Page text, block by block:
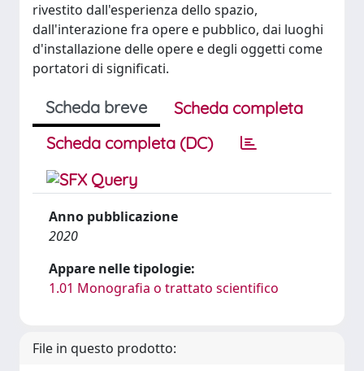
rivestito dall'esperienza dello spazio,
dall'interazione fra opere e pubblico, dai luoghi
d'installazione delle opere e degli oggetti come
portatori di significati.
Scheda breve
Scheda completa
Scheda completa (DC)
Anno pubblicazione
2020
Appare nelle tipologie:
1.01 Monografia o trattato scientifico
File in questo prodotto: